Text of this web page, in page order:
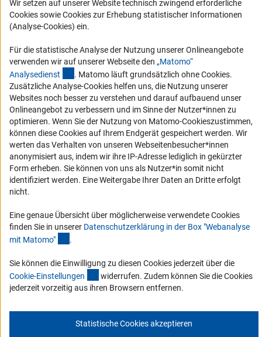
Logo und Corporate Design
RSS-Feeds
Compliance
Vergabeverfahren
Barrierefreiheit
Service und Informationen für Menschen mit Behinderungen
Erklärung zur Barrierefreiheit
Barriere melden
DFG-aktuell
Erhalten Sie Neuigkeiten aus der DFG direkt in Ihr Mailpostfach oder
Zum Newsletter
Service
Wir setzen auf unserer Website technisch zwingend erforderliche
Cookies sowie Cookies zur Erhebung statistischer Informationen
(Analyse-Cookies) ein.
Für die statistische Analyse der Nutzung unserer Onlineangebote
verwenden wir auf unserer Webseite den „Matomo“
Analysedienst (externer Link)
. Matomo läuft grundsätzlich ohne Cookies.
Zusätzliche Analyse-Cookies helfen uns, die Nutzung unserer
Websites noch besser zu verstehen und darauf aufbauend unser
Onlineangebot zu verbessern und im Sinne der Nutzer*innen zu
optimieren. Wenn Sie der Nutzung von Matomo-Cookieszustimmen,
können diese Cookies auf Ihrem Endgerät gespeichert werden. Wir
werten das Verhalten von unseren Webseitenbesucher*innen
anonymisiert aus, indem wir ihre IP-Adresse lediglich in gekürzter
Form erheben. Sie können von uns als Nutzer*in somit nicht
identifiziert werden. Eine Weitergabe Ihrer Daten an Dritte erfolgt
nicht.
Eine genaue Übersicht über möglicherweise verwendete Cookies
finden Sie in unserer Datenschutzerklärung in der Box "Webanalyse
mit Matomo" .
Sie können die Einwilligung zu diesen Cookies jederzeit über die
Cookie-Einstellungen (interner Link)
widerrufen. Zudem können Sie die Cookies
jederzeit vorzeitig aus ihren Browsern entfernen.
Statistische Cookies akzeptieren